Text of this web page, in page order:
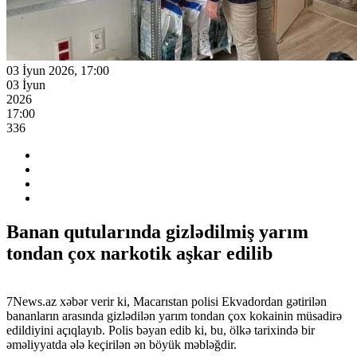
03 İyun 2026, 17:00
03 İyun
2026
17:00
336
Banan qutularında gizlədilmiş yarım
tondan çox narkotik aşkar edilib
7News.az xəbər verir ki, Macarıstan polisi Ekvadordan gətirilən
bananların arasında gizlədilən yarım tondan çox kokainin müsadirə
edildiyini açıqlayıb. Polis bəyan edib ki, bu, ölkə tarixində bir
əməliyyatda ələ keçirilən ən böyük məbləğdir.